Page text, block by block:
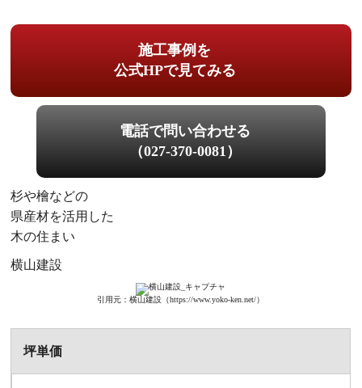
施工事例を
公式HPで見てみる
電話で問い合わせる
（027-370-0081）
杉や檜などの
県産材を活用した
木の住まい
横山建設
引用元：横山建設（https://www.yoko-ken.net/）
坪単価